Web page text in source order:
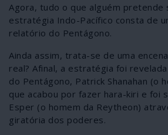
Agora, tudo o que alguém pretende
estratégia Indo-Pacífico consta de
relatório do Pentágono.
Ainda assim, trata-se de uma
real? Afinal, a estratégia foi
do Pentágono, Patrick Shanahan (o
que acabou por fazer hara-kiri e foi
Esper (o homem da Reytheon)
giratória dos poderes.